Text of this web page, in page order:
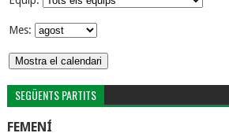
Mes:
SEGÜENTS PARTITS
FEMENÍ